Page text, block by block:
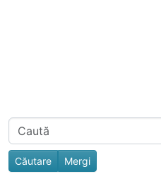
Related content
Find